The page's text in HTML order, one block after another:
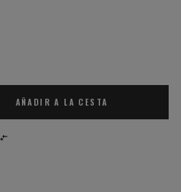
AÑADIR A LA CESTA